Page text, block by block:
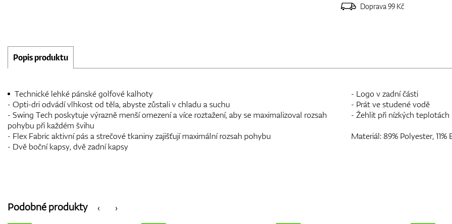
Doprava 99 Kč
Popis produktu
Technické lehké pánské golfové kalhoty
- Opti-dri odvádí vlhkost od těla, abyste zůstali v chladu a suchu
- Swing Tech poskytuje výrazně menší omezení a více roztažení, aby se maximalizoval rozsah
pohybu při každém švihu
- Flex Fabric aktivní pás a strečové tkaniny zajišťují maximální rozsah pohybu
- Dvě boční kapsy, dvě zadní kapsy
- Logo v zadní části
- Prát ve studené vodě
- Žehlit při nízkých teplotách
Materiál: 89% Polyester, 11%
‹
Podobné produkty ›